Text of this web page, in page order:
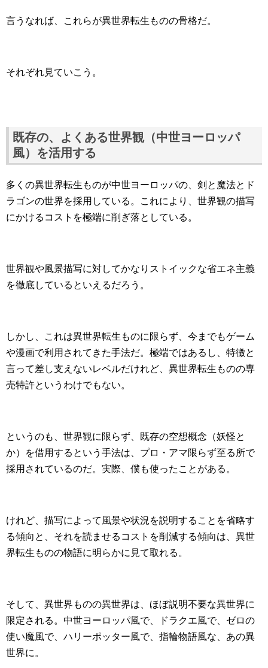
言うなれば、これらが異世界転生ものの骨格だ。
それぞれ見ていこう。
既存の、よくある世界観（中世ヨーロッパ
風）を活用する
多くの異世界転生ものが中世ヨーロッパの、剣と魔法とド
ラゴンの世界を採用している。これにより、世界観の描写
にかけるコストを極端に削ぎ落としている。
世界観や風景描写に対してかなりストイックな省エネ主義
を徹底しているといえるだろう。
しかし、これは異世界転生ものに限らず、今までもゲーム
や漫画で利用されてきた手法だ。極端ではあるし、特徴と
言って差し支えないレベルだけれど、異世界転生ものの専
売特許というわけでもない。
というのも、世界観に限らず、既存の空想概念（妖怪と
か）を借用するという手法は、プロ・アマ限らず至る所で
採用されているのだ。実際、僕も使ったことがある。
けれど、描写によって風景や状況を説明することを省略す
る傾向と、それを読ませるコストを削減する傾向は、異世
界転生ものの物語に明らかに見て取れる。
そして、異世界ものの異世界は、ほぼ説明不要な異世界に
限定される。中世ヨーロッパ風で、ドラクエ風で、ゼロの
使い魔風で、ハリーポッター風で、指輪物語風な、あの異
世界に。